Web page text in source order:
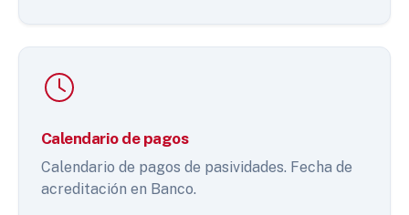
Calendario de pagos
Calendario de pagos de pasividades. Fecha de
acreditación en Banco.